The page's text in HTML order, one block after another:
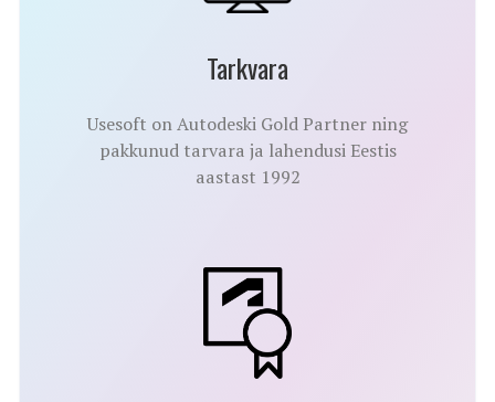
Tarkvara
Usesoft on Autodeski Gold Partner ning
pakkunud tarvara ja lahendusi Eestis
aastast 1992